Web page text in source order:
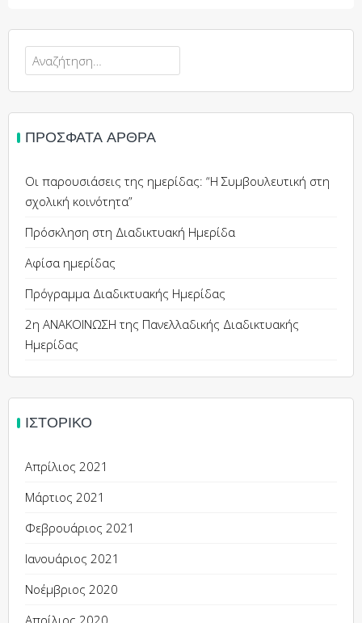
Αναζήτηση
για:
ΠΡΌΣΦΑΤΑ ΆΡΘΡΑ
Οι παρουσιάσεις της ημερίδας: “Η Συμβουλευτική στη
σχολική κοινότητα”
Πρόσκληση στη Διαδικτυακή Ημερίδα
Αφίσα ημερίδας
Πρόγραμμα Διαδικτυακής Ημερίδας
2η ΑΝΑΚΟΙΝΩΣΗ της Πανελλαδικής Διαδικτυακής
Ημερίδας
ΙΣΤΟΡΙΚΌ
Απρίλιος 2021
Μάρτιος 2021
Φεβρουάριος 2021
Ιανουάριος 2021
Νοέμβριος 2020
Απρίλιος 2020